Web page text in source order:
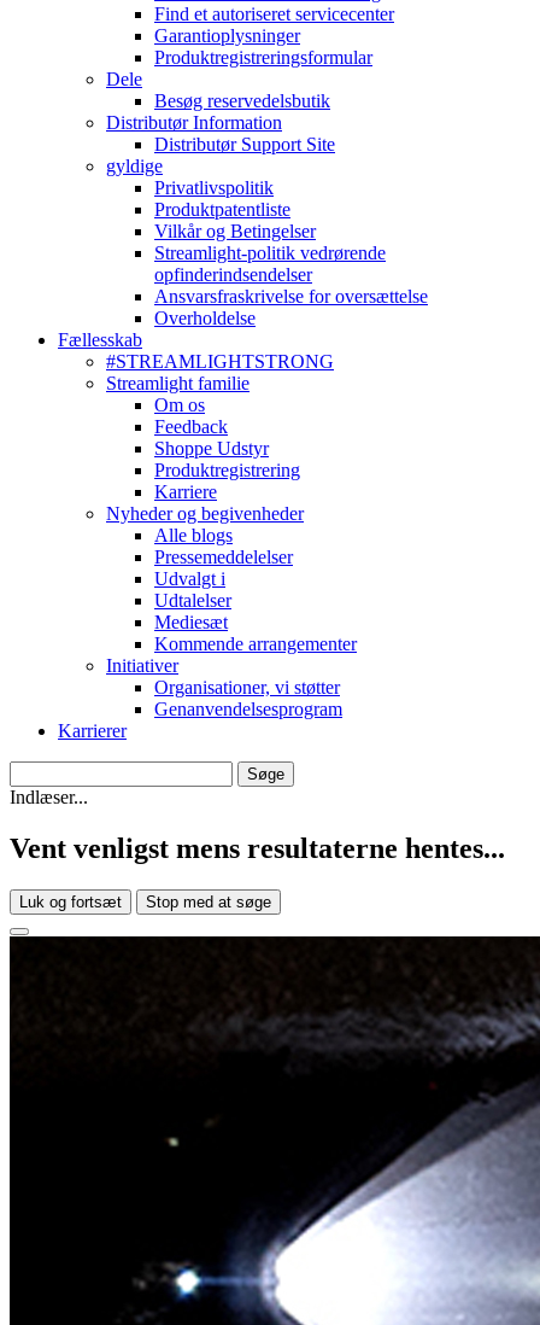
Find et autoriseret servicecenter
Garantioplysninger
Produktregistreringsformular
Dele
Besøg reservedelsbutik
Distributør Information
Distributør Support Site
gyldige
Privatlivspolitik
Produktpatentliste
Vilkår og Betingelser
Streamlight-politik vedrørende
opfinderindsendelser
Ansvarsfraskrivelse for oversættelse
Overholdelse
Fællesskab
#STREAMLIGHTSTRONG
Streamlight familie
Om os
Feedback
Shoppe Udstyr
Produktregistrering
Karriere
Nyheder og begivenheder
Alle blogs
Pressemeddelelser
Udvalgt i
Udtalelser
Mediesæt
Kommende arrangementer
Initiativer
Organisationer, vi støtter
Genanvendelsesprogram
Karrierer
Indlæser...
Vent venligst mens resultaterne hentes...
Luk og fortsæt Stop med at søge